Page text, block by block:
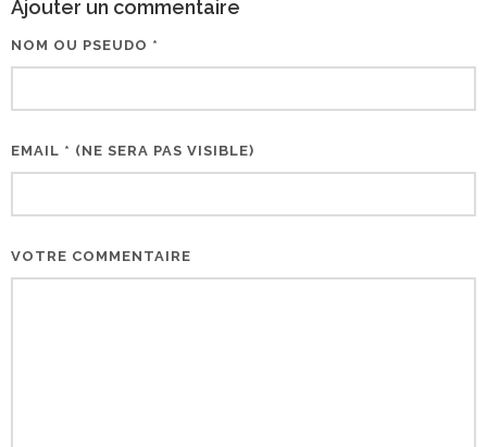
Ajouter un commentaire
NOM OU PSEUDO *
EMAIL * (NE SERA PAS VISIBLE)
VOTRE COMMENTAIRE